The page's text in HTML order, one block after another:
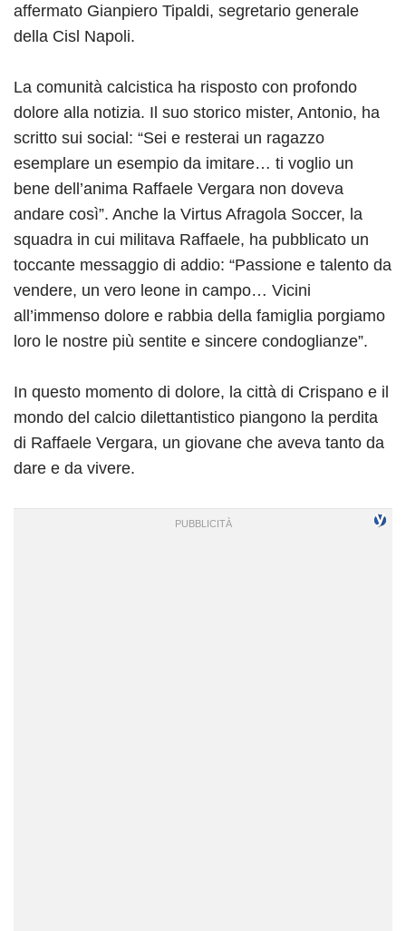
affermato Gianpiero Tipaldi, segretario generale
della Cisl Napoli.
La comunità calcistica ha risposto con profondo
dolore alla notizia. Il suo storico mister, Antonio, ha
scritto sui social: “Sei e resterai un ragazzo
esemplare un esempio da imitare… ti voglio un
bene dell’anima Raffaele Vergara non doveva
andare così”. Anche la Virtus Afragola Soccer, la
squadra in cui militava Raffaele, ha pubblicato un
toccante messaggio di addio: “Passione e talento da
vendere, un vero leone in campo… Vicini
all’immenso dolore e rabbia della famiglia porgiamo
loro le nostre più sentite e sincere condoglianze”.
In questo momento di dolore, la città di Crispano e il
mondo del calcio dilettantistico piangono la perdita
di Raffaele Vergara, un giovane che aveva tanto da
dare e da vivere.